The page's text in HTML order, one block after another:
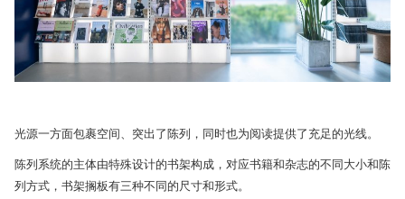
光源一方面包裹空间、突出了陈列，同时也为阅读提供了充足的光线。
陈列系统的主体由特殊设计的书架构成，对应书籍和杂志的不同大小和陈
列方式，书架搁板有三种不同的尺寸和形式。